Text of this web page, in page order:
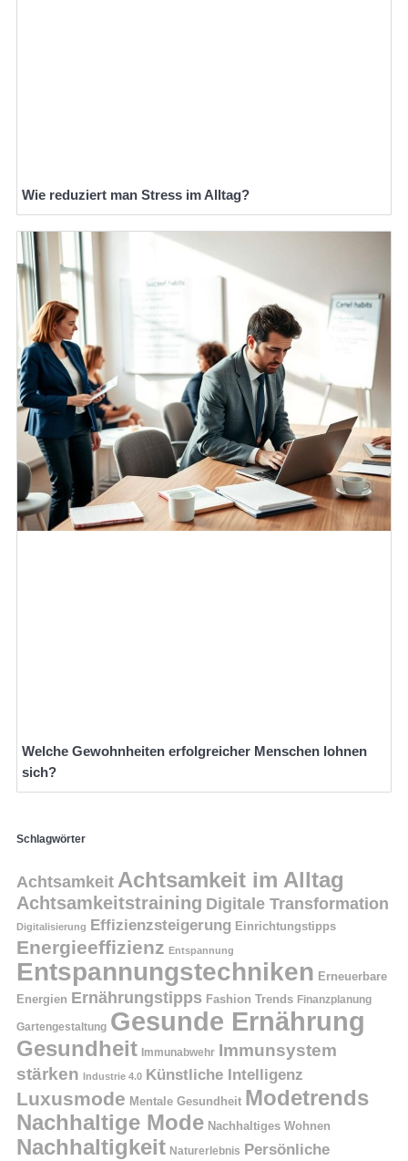
Wie reduziert man Stress im Alltag?
Welche Gewohnheiten erfolgreicher Menschen lohnen
sich?
Schlagwörter
Achtsamkeit Achtsamkeit im Alltag
Achtsamkeitstraining Digitale Transformation
Digitalisierung Effizienzsteigerung Einrichtungstipps
Energieeffizienz Entspannung
Entspannungstechniken Erneuerbare
Energien Ernährungstipps Fashion Trends Finanzplanung
Gartengestaltung Gesunde Ernährung
Gesundheit Immunabwehr Immunsystem
stärken
Industrie 4.0 Künstliche Intelligenz
Luxusmode Mentale Gesundheit Modetrends
Nachhaltige Mode Nachhaltiges Wohnen
Nachhaltigkeit Naturerlebnis Persönliche